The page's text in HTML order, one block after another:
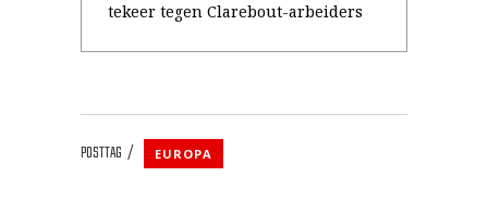
tekeer tegen Clarebout-arbeiders
POSTTAG EUROPA